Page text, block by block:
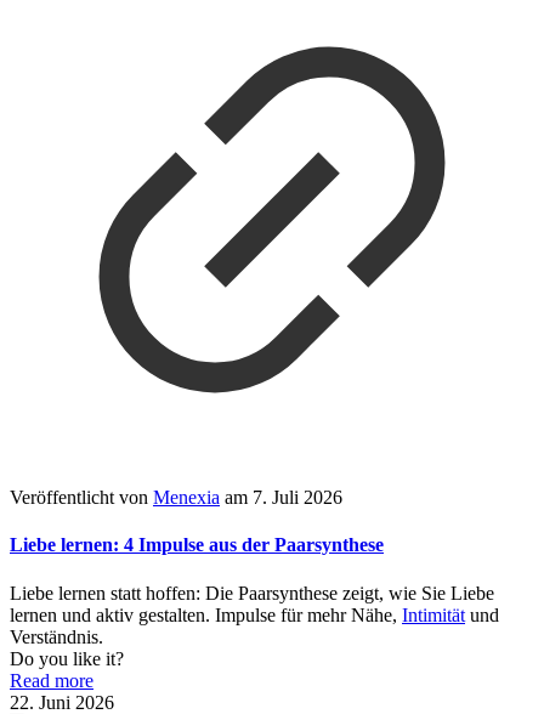
Veröffentlicht von Menexia am 7. Juli 2026
Liebe lernen: 4 Impulse aus der Paarsynthese
Liebe lernen statt hoffen: Die Paarsynthese zeigt, wie Sie Liebe
lernen und aktiv gestalten. Impulse für mehr Nähe, Intimität und
Verständnis.
Do you like it?
Read more
22. Juni 2026